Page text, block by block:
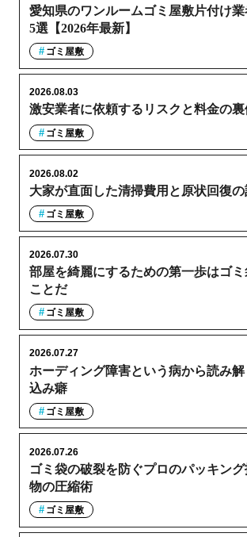
愛知県のワンルームゴミ屋敷片付け
5選【2026年最新】
ゴミ屋敷
激安業者に依頼するリスクと料金の裏
2026.08.03
ゴミ屋敷
大家が直面した清掃費用と原状回復
2026.08.02
ゴミ屋敷
部屋を綺麗にするための第一歩はゴ
ことだ
2026.07.30
ゴミ屋敷
ホーディング障害という病から読み
込み癖
2026.07.27
ゴミ屋敷
ゴミ袋の破裂を防ぐプロのパッキン
物の圧縮術
2026.07.26
ゴミ屋敷